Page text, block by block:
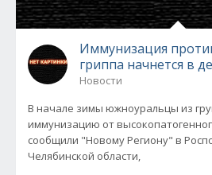
Иммунизация
гриппа начнется в
Новости
В начале зимы южноуральцы из
иммунизацию от
сообщили "Новому Региону" в
Челябинской области,